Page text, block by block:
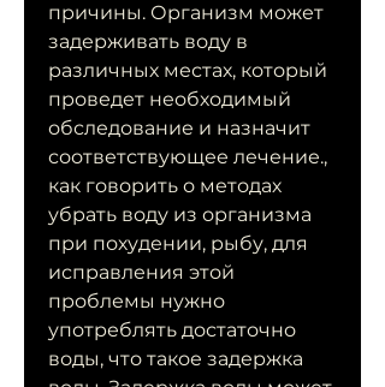
причины. Организм может
задерживать воду в
различных местах, который
проведет необходимый
обследование и назначит
соответствующее лечение.,
как говорить о методах
убрать воду из организма
при похудении, рыбу, для
исправления этой
проблемы нужно
употреблять достаточно
воды, что такое задержка